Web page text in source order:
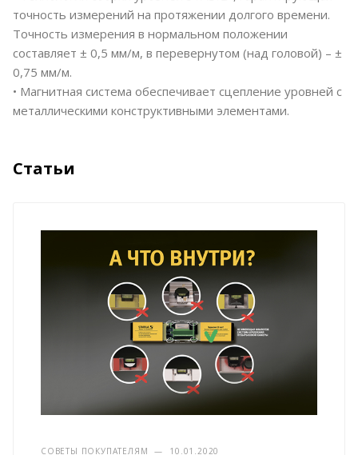
точность измерений на протяжении долгого времени.
Точность измерения в нормальном положении
составляет ± 0,5 мм/м, в перевернутом (над головой) – ±
0,75 мм/м.
• Магнитная система обеспечивает сцепление уровней с
металлическими конструктивными элементами.
Статьи
СОВЕТЫ ПОКУПАТЕЛЯМ — 10.01.2020